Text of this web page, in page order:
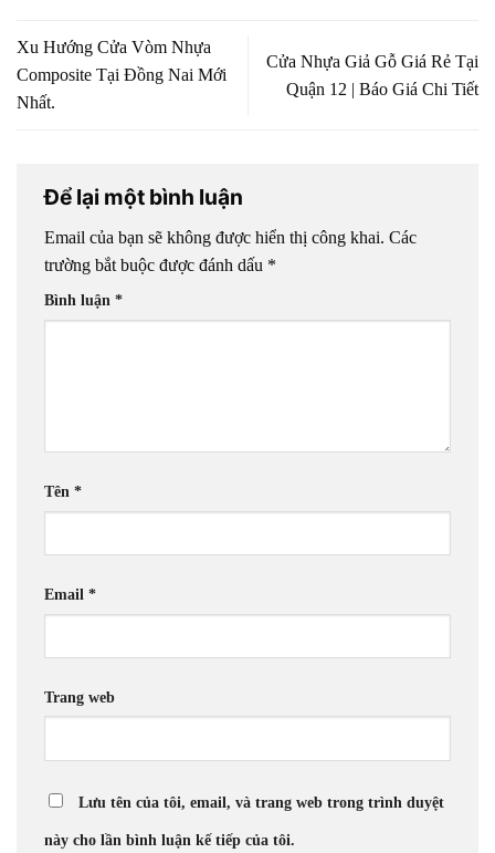
Xu Hướng Cửa Vòm Nhựa
Composite Tại Đồng Nai Mới
Nhất.
Cửa Nhựa Giả Gỗ Giá Rẻ Tại
Quận 12 | Báo Giá Chi Tiết
Để lại một bình luận
Email của bạn sẽ không được hiển thị công khai. Các
trường bắt buộc được đánh dấu *
Bình luận *
Tên *
Email *
Trang web
Lưu tên của tôi, email, và trang web trong trình duyệt
này cho lần bình luận kế tiếp của tôi.